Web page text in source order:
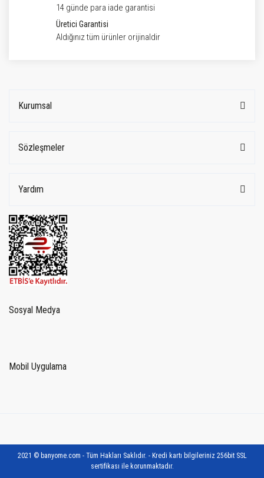
14 günde para iade garantisi
Üretici Garantisi
Aldığınız tüm ürünler orijinaldir
Kurumsal
Sözleşmeler
Yardım
Sosyal Medya
Mobil Uygulama
2021 © banyome.com - Tüm Hakları Saklıdır. - Kredi kartı bilgileriniz 256bit SSL
sertifikası ile korunmaktadır.